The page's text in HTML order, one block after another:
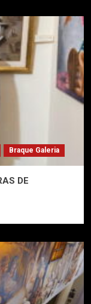
Braque Galeria
DE